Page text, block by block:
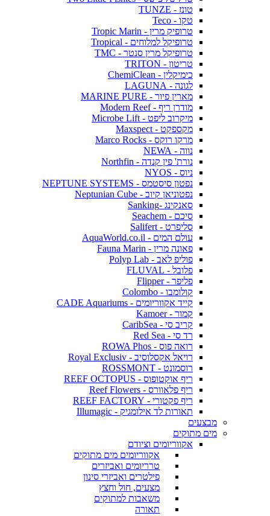
טונז - TUNZE
טקו - Teco
טרופיק מרין - Tropic Marin
טרופיקל למלוחים - Tropical
טרופיקל מרין סנטר - TMC
טריטון - TRITON
כימיקלין - ChemiClean
לגונה - LAGUNA
מארין פיור - MARINE PURE
מודרן ריף - Modern Reef
מיקרוב ליפט - Microbe Lift
מקספקט - Maxspect
מרקו רוקס - Marco Rocks
נווה - NEWA
נורת' פין קנדה - Northfin
ניוס - NYOS
נפטון סיסטמס - NEPTUNE SYSTEMS
נפטוניאן קיוב - Neptunian Cube
סאנקינג -Sanking
סיכם - Seachem
סליפרט - Salifert
עולם המים - AquaWorld.co.il
פאונה מרין - Fauna Marin
פוליפ לאב - Polyp Lab
פלובל - FLUVAL
פליפר - Flipper
קולומבו - Colombo
קייד אקווריומים - CADE Aquariums
קמור - Kamoer
קריב סי - CaribSea
רד סי - Red Sea
רואה פוס - ROWA Phos
רויאל אקסלוסיב - Royal Exclusiv
רוסמונט - ROSSMONT
ריף אוקטופוס - REEF OCTOPUS
ריף פלאוורס - Reef Flowers
ריף פקטורי - REEF FACTORY
תאורות לד אילומגיק - Illumagic
מבצעים
מים מתוקים
אקווריומים וציודם
אקווריומים מים מתוקים
טרריומים ואביזרים
פילטרים ואביזרי סינון
מצעים, חול וחצץ
משאבות למתוקים
תאורה